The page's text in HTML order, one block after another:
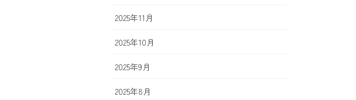
2025年11月
2025年10月
2025年9月
2025年8月